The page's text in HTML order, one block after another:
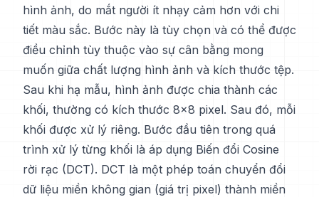
hình ảnh, do mắt người ít nhạy cảm hơn với chi
tiết màu sắc. Bước này là tùy chọn và có thể được
điều chỉnh tùy thuộc vào sự cân bằng mong
muốn giữa chất lượng hình ảnh và kích thước tệp.
Sau khi hạ mẫu, hình ảnh được chia thành các
khối, thường có kích thước 8x8 pixel. Sau đó, mỗi
khối được xử lý riêng. Bước đầu tiên trong quá
trình xử lý từng khối là áp dụng Biến đổi Cosine
rời rạc (DCT). DCT là một phép toán chuyển đổi
dữ liệu miền không gian (giá trị pixel) thành miền